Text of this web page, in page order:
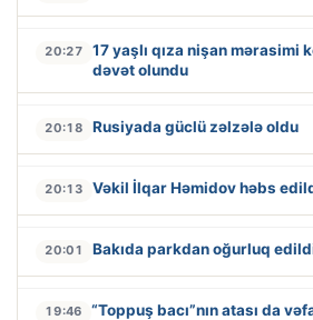
20:27
17 yaşlı qıza nişan mərasimi
dəvət olundu
20:18 Rusiyada güclü zəlzələ oldu
20:13 Vəkil İlqar Həmidov həbs
20:01 Bakıda parkdan oğurluq
19:46 “Toppuş bacı”nın atası da